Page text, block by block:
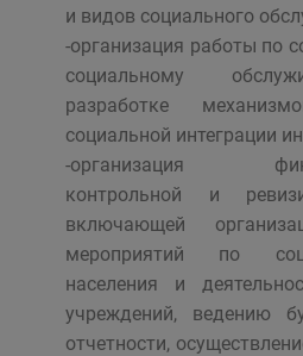
и видов социального
-организация работы по
социальному
разработке
социальной интеграции
-организация
контрольной и
включающей
мероприятий по
населения и
учреждений, ведению
отчетности,